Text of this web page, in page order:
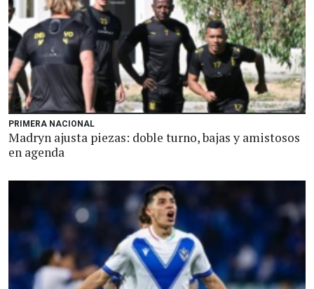
PRIMERA NACIONAL
Madryn ajusta piezas: doble turno, bajas y amistosos
en agenda